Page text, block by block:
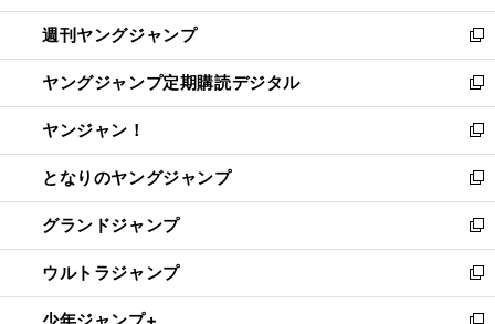
開
く
ウ
で
開
く
ン
ド
ウ
で
開
く
ウ
ィ
ン
ド
ウ
で
開
く
週刊ヤングジャンプ
新
し
い
ウ
ィ
ン
ド
ウ
で
開
く
ヤングジャンプ定期購読デジタル
新
し
い
ウ
ィ
ン
ド
ウ
で
開
く
ヤンジャン！
新
し
い
ウ
ィ
ン
ド
ウ
となりのヤングジャンプ
新
し
い
ウ
ィ
ン
グランドジャンプ
新
し
い
ウ
ウルトラジャンプ
新
し